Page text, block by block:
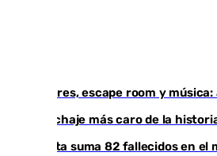
Talleres, escape room y
El fichaje más caro de la
Ceuta suma 82 fallecidos en